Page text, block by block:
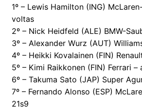
1º – Lewis Hamilton (ING)
voltas
2º – Nick Heidfeld (ALE) BMW-
3º – Alexander Wurz (AUT)
4º – Heikki Kovalainen (FIN)
5º – Kimi Raikkonen (FIN) Ferrari –
6º – Takuma Sato (JAP) Super
7º – Fernando Alonso (ESP)
21s9